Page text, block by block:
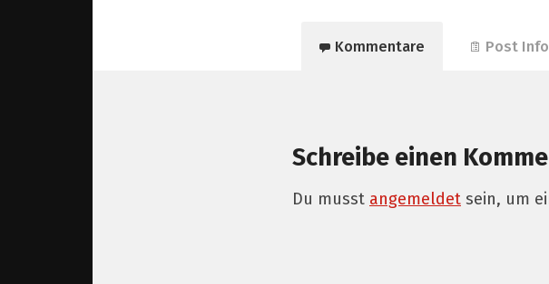
Kommentare Post Info
Schreibe einen
Du musst angemeldet sein, um